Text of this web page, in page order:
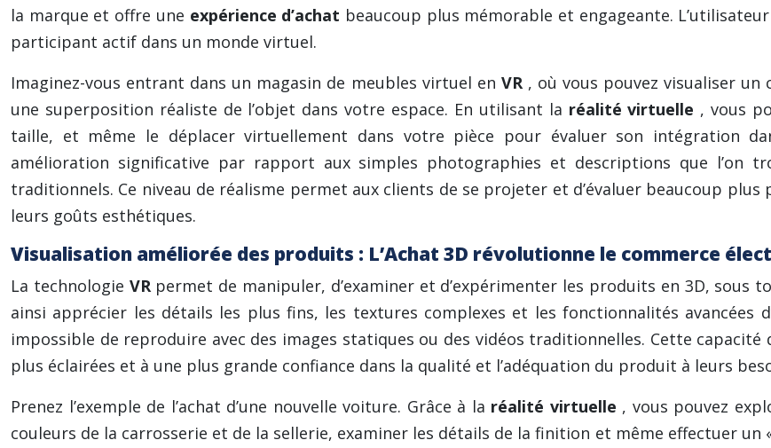
la marque et offre une expérience d’achat beaucoup plus mémorable et engageante.
participant actif dans un monde virtuel.
Imaginez-vous entrant dans un magasin de meubles virtuel en VR , où vous pouvez visualiser
une superposition réaliste de l’objet dans votre espace. En utilisant la réalité virtuelle , vous
taille, et même le déplacer virtuellement dans votre pièce pour évaluer son intégration
amélioration significative par rapport aux simples photographies et descriptions que l’on
traditionnels. Ce niveau de réalisme permet aux clients de se projeter et d’évaluer beaucoup
leurs goûts esthétiques.
Visualisation améliorée des produits : L’Achat 3D révolutionne le commerce
La technologie VR permet de manipuler, d’examiner et d’expérimenter les produits en 3D, sous
ainsi apprécier les détails les plus fins, les textures complexes et les fonctionnalités avancées
impossible de reproduire avec des images statiques ou des vidéos traditionnelles. Cette capacité
plus éclairées et à une plus grande confiance dans la qualité et l’adéquation du produit à leurs
Prenez l’exemple de l’achat d’une nouvelle voiture. Grâce à la réalité virtuelle , vous pouvez
couleurs de la carrosserie et de la sellerie, examiner les détails de la finition et même effectuer